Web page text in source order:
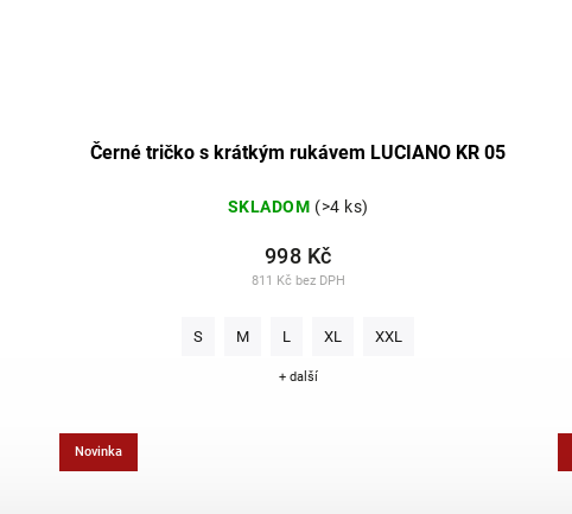
Černé tričko s krátkým rukávem LUCIANO KR 05
SKLADOM (>4 ks)
811 Kč bez DPH
998 Kč
S M L XL XXL
+ další
Novinka